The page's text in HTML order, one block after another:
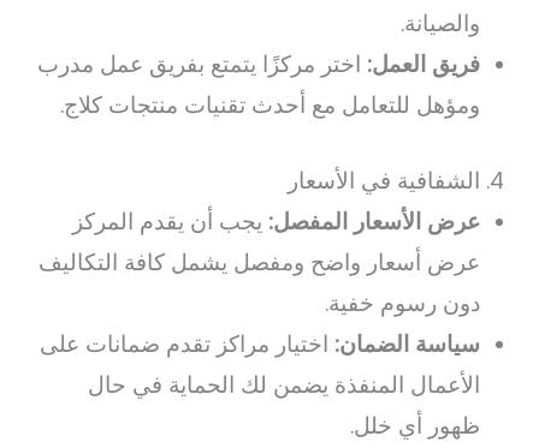
والصيانة.
فريق العمل: اختر مركزًا يتمتع بفريق عمل مدرب
ومؤهل للتعامل مع أحدث تقنيات منتجات كلاج.
4. الشفافية في الأسعار
عرض الأسعار المفصل: يجب أن يقدم المركز
عرض أسعار واضح ومفصل يشمل كافة التكاليف
دون رسوم خفية.
سياسة الضمان: اختيار مراكز تقدم ضمانات على
الأعمال المنفذة يضمن لك الحماية في حال
ظهور أي خلل.